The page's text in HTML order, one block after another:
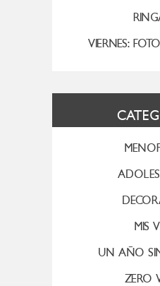
VIERNES:
MIS
UN AÑO
ZERO